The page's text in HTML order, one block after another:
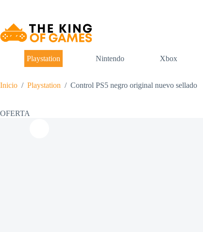
Playstation Nintendo Xbox
Inicio / Playstation / Control PS5 negro original nuevo sellado
OFERTA